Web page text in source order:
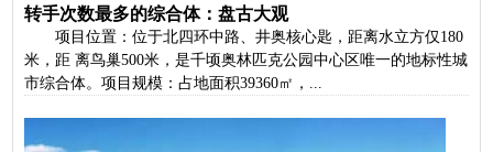
转手次数最多的综合体：盘古大观
项目位置：位于北四环中路、井奥核心匙，距离水立方仅180
米，距 离鸟巢500米，是千顷奥林匹克公园中心区唯一的地标性城
市综合体。项目规模：占地面积39360㎡，...